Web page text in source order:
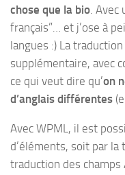
chose que la bio. Avec
français”… et j’ose à
langues :) La
supplémentaire, avec
ce qui veut dire qu’on
d’anglais différentes
Avec WPML, il est
d’éléments, soit par la
traduction des champs